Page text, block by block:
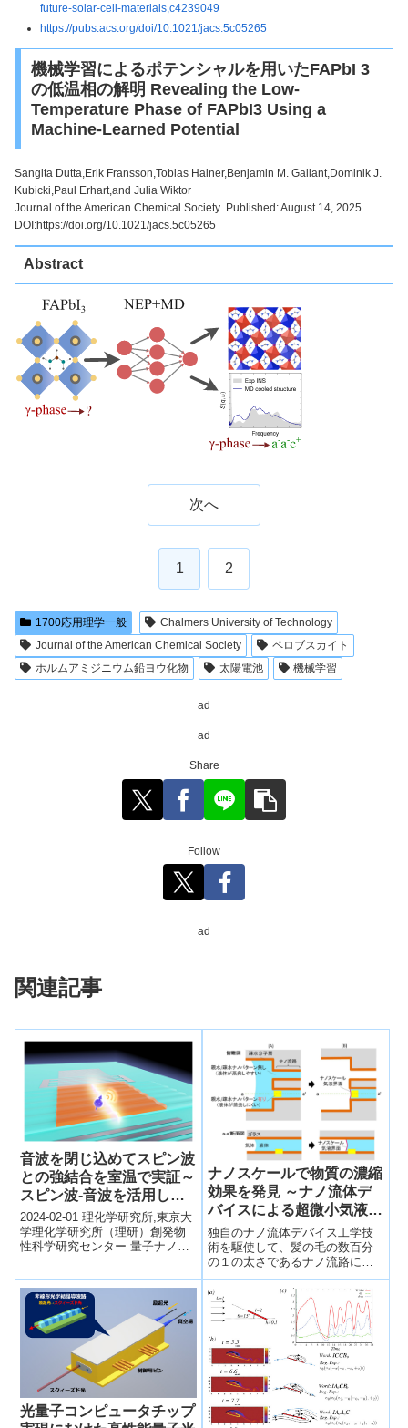
future-solar-cell-materials,c4239049
https://pubs.acs.org/doi/10.1021/jacs.5c05265
機械学習によるポテンシャルを用いたFAPbI 3
の低温相の解明 Revealing the Low-
Temperature Phase of FAPbI3 Using a
Machine-Learned Potential
Sangita Dutta,Erik Fransson,Tobias Hainer,Benjamin M. Gallant,Dominik J.
Kubicki,Paul Erhart,and Julia Wiktor
Journal of the American Chemical Society Published: August 14, 2025
DOI:https://doi.org/10.1021/jacs.5c05265
Abstract
次へ
1 2
1700応用理学一般
Chalmers University of Technology
Journal of the American Chemical Society
ペロブスカイト
ホルムアミジニウム鉛ヨウ化物
太陽電池 機械学習
ad
ad
Share
Follow
ad
関連記事
音波を閉じ込めてスピン波
との強結合を室温で実証～
スピン波-音波を活用した
新しいデバイスへ道～
2024-02-01 理化学研究所,東京大
学理化学研究所（理研）創発物
性科学研究センター 量子ナノ磁
ン 大学院生リサーチ・アソシエ
イ...
ナノスケールで物質の濃縮
効果を発見 ～ナノ流体デ
バイスによる超微小気液界
面の作製と効果～
独自のナノ流体デバイス工学技
術を駆使して、髪の毛の数百分
の１の太さであるナノ流路に、
極めて高精度、均一かつ安定に
ナノスケールで気体と液体が接
する界面（超微小気液界面）を
作製することに成功した。この
超微小気液界面はナノ流路内に
並べることができ、また任意な
位置に移動することもできる。
この超微小気液界面ができる際
に、物質が濃縮される現象を新
たに発見した。この現象はナノ
空間の特別な物理化学に起因す
光量子コンピュータチップ